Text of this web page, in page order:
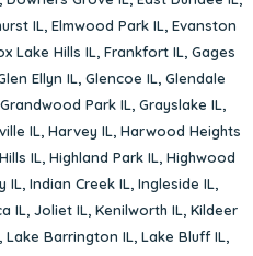
IL, Elmwood Park IL, Evanston
Lake Hills IL, Frankfort IL, Gages
Ellyn IL, Glencoe IL, Glendale
Grandwood Park IL, Grayslake IL,
IL, Harvey IL, Harwood Heights
IL, Highland Park IL, Highwood
IL, Indian Creek IL, Ingleside IL,
IL, Joliet IL, Kenilworth IL, Kildeer
, Lake Barrington IL, Lake Bluff IL,